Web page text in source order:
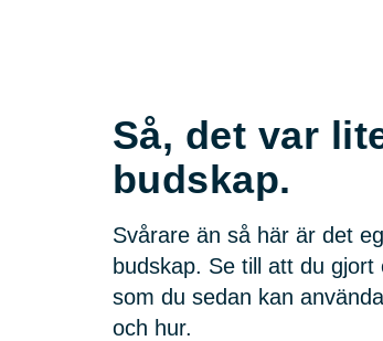
Så, det var
budskap.
Svårare än så här är det
budskap. Se till att du
som du sedan kan
och hur.